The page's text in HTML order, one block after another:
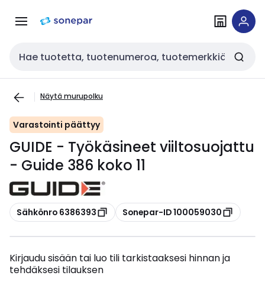
navigointiinsisältöön
Haku
Näytä murupolku
Varastointi päättyy
GUIDE - Työkäsineet viiltosuojattu
- Guide 386 koko 11
Kopioi
Sähkönro 6386393 Kopioi
Sonepar-ID 100059030
Kirjaudu sisään tai luo tili tarkistaaksesi hinnan ja
tehdäksesi tilauksen